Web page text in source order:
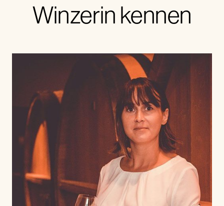
Winzerin kennen